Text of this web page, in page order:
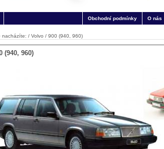
Obchodní podmínky O nás
nacházíte: / Volvo / 900 (940, 960)
(940, 960)